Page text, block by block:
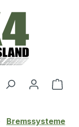
Bremssysteme